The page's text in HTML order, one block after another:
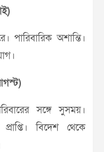
পারিবারিক অশান্তি।
সঙ্গে সুসময়।
বিদেশ থেকে